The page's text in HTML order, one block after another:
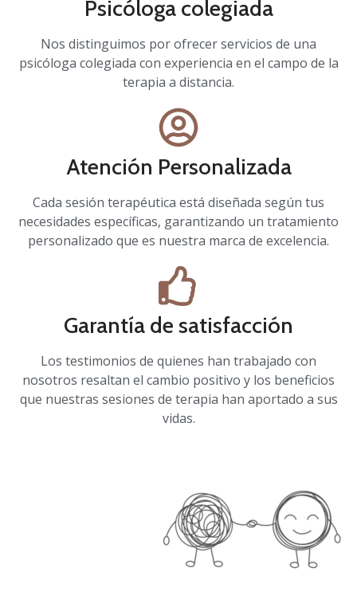
Psicóloga colegiada
Nos distinguimos por ofrecer servicios de una
psicóloga colegiada con experiencia en el campo de la
terapia a distancia.
Atención Personalizada
Cada sesión terapéutica está diseñada según tus
necesidades específicas, garantizando un tratamiento
personalizado que es nuestra marca de excelencia.
Garantía de satisfacción
Los testimonios de quienes han trabajado con
nosotros resaltan el cambio positivo y los beneficios
que nuestras sesiones de terapia han aportado a sus
vidas.